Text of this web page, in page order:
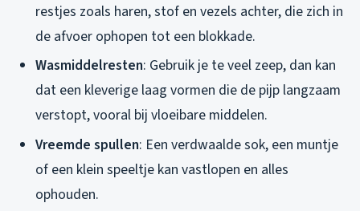
restjes zoals haren, stof en vezels achter, die zich in
de afvoer ophopen tot een blokkade.
Wasmiddelresten: Gebruik je te veel zeep, dan kan
dat een kleverige laag vormen die de pijp langzaam
verstopt, vooral bij vloeibare middelen.
Vreemde spullen: Een verdwaalde sok, een muntje
of een klein speeltje kan vastlopen en alles
ophouden.